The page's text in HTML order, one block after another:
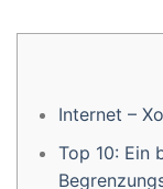
Internet –
Top 10: Ein